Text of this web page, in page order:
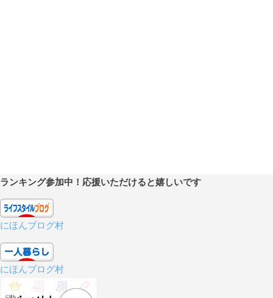
ランキング参加中！応援いただけると嬉しいです
にほんブログ村
にほんブログ村